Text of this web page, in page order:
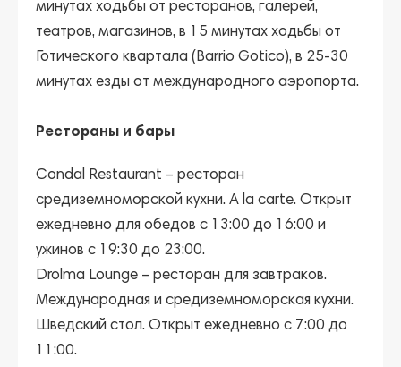
минутах ходьбы от ресторанов, галерей,
театров, магазинов, в 15 минутах ходьбы от
Готического квартала (Barrio Gotico), в 25-30
минутах езды от международного аэропорта.
Рестораны и бары
Condal Restaurant – ресторан
средиземноморской кухни. A la carte. Открыт
ежедневно для обедов с 13:00 до 16:00 и
ужинов с 19:30 до 23:00.
Drolma Lounge – ресторан для завтраков.
Международная и средиземноморская кухни.
Шведский стол. Открыт ежедневно с 7:00 до
11:00.